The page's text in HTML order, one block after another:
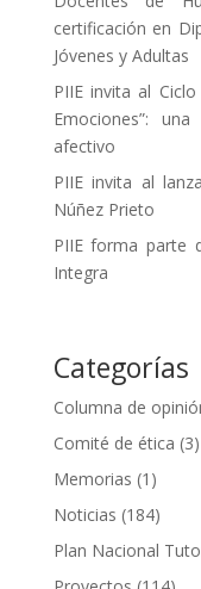
certificación en
Jóvenes y Adultas
PIIE invita al
Emociones”:
afectivo
PIIE invita al
Núñez Prieto
PIIE forma parte
Integra
Categorías
Columna de
Comité de ética (3)
Memorias (1)
Noticias (184)
Plan Nacional